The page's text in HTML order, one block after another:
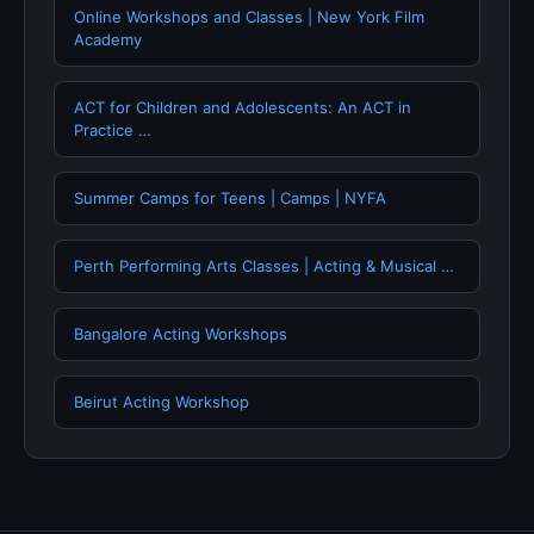
Online Workshops and Classes | New York Film
Academy
ACT for Children and Adolescents: An ACT in
Practice …
Summer Camps for Teens | Camps | NYFA
Perth Performing Arts Classes | Acting & Musical …
Bangalore Acting Workshops
Beirut Acting Workshop